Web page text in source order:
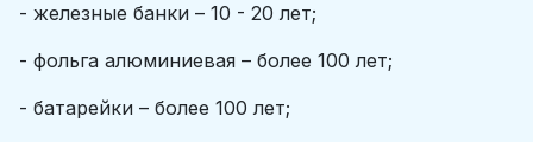
- железные банки – 10 - 20 лет;
- фольга алюминиевая – более 100 лет;
- батарейки – более 100 лет;